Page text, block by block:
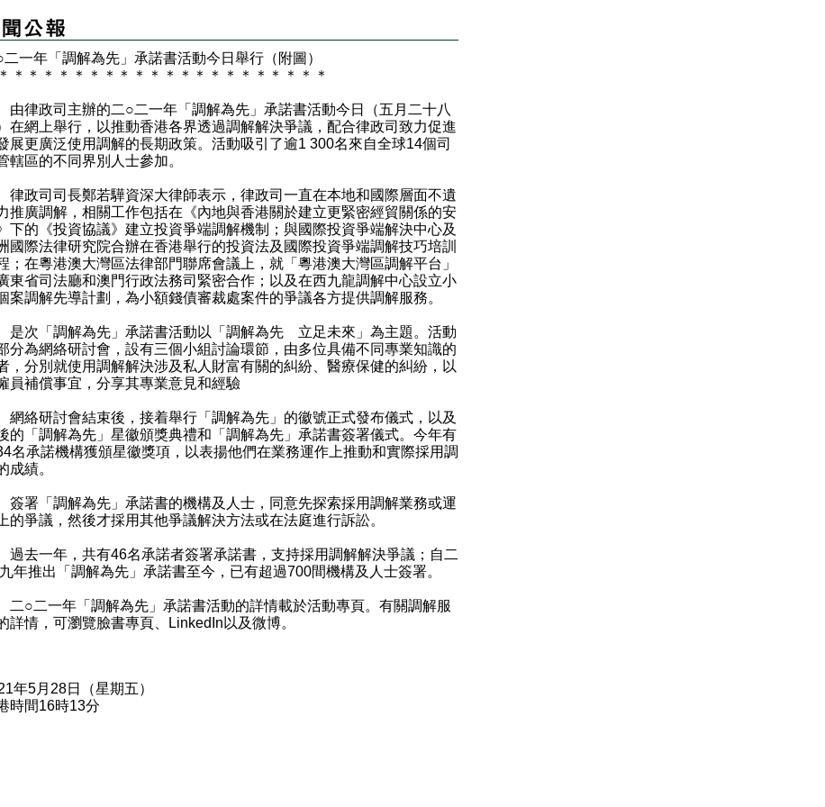
二一年「調解為先」承諾書活動今日舉行（附圖）
＊ ＊ ＊ ＊ ＊ ＊ ＊ ＊ ＊ ＊ ＊ ＊ ＊ ＊ ＊ ＊ ＊ ＊ ＊ ＊ ＊ ＊
律政司主辦的二○二一年「調解為先」承諾書活動今日（五月二十八
在網上舉行，以推動香港各界透過調解解決爭議，配合律政司致力促進
展更廣泛使用調解的長期政策。活動吸引了逾1 300名來自全球14個司
轄區的不同界別人士參加。
政司司長鄭若驊資深大律師表示，律政司一直在本地和國際層面不遺
推廣調解，相關工作包括在《內地與香港關於建立更緊密經貿關係的安
下的《投資協議》建立投資爭端調解機制；與國際投資爭端解決中心及
國際法律研究院合辦在香港舉行的投資法及國際投資爭端調解技巧培訓
；在粵港澳大灣區法律部門聯席會議上，就「粵港澳大灣區調解平台」
東省司法廳和澳門行政法務司緊密合作；以及在西九龍調解中心設立小
案調解先導計劃，為小額錢債審裁處案件的爭議各方提供調解服務。
次「調解為先」承諾書活動以「調解為先 立足未來」為主題。活動
分為網絡研討會，設有三個小組討論環節，由多位具備不同專業知識的
，分別就使用調解解決涉及私人財富有關的糾紛、醫療保健的糾紛，以
員補償事宜，分享其專業意見和經驗
絡研討會結束後，接着舉行「調解為先」的徽號正式發布儀式，以及
的「調解為先」星徽頒獎典禮和「調解為先」承諾書簽署儀式。今年有
名承諾機構獲頒星徽獎項，以表揚他們在業務運作上推動和實際採用調
成績。
署「調解為先」承諾書的機構及人士，同意先探索採用調解業務或運
的爭議，然後才採用其他爭議解決方法或在法庭進行訴訟。
去一年，共有46名承諾者簽署承諾書，支持採用調解解決爭議；自二
年推出「調解為先」承諾書至今，已有超過700間機構及人士簽署。
○二一年「調解為先」承諾書活動的詳情載於活動專頁。有關調解服
詳情，可瀏覽臉書專頁 LinkedIn 以及微博。
年5月28日（星期五）
時間16時13分